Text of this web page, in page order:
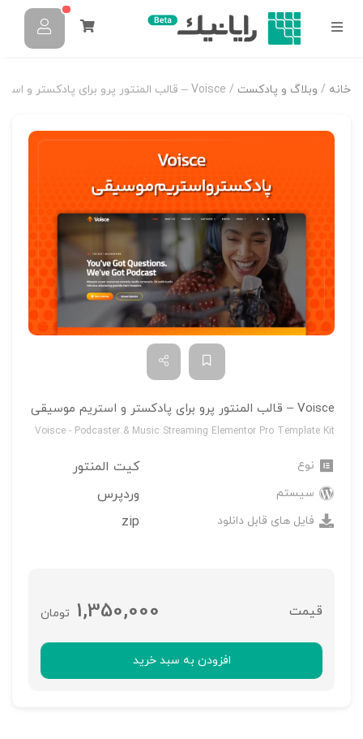
خانه / وبلاگ و پادکست / Voisce – قالب المنتور پرو برای پادکستر و استریم موسیقی
Voisce – قالب المنتور پرو برای پادکستر و استریم موسیقی
Voisce - Podcaster & Music Streaming Elementor Pro Template Kit
نوع کیت المنتور
سیستم وردپرس
فایل های قابل دانلود zip
تومان 1,350,000
افزودن به سبد خرید